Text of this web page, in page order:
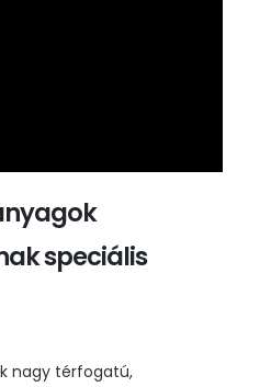
speciális
nagy térfogatú,